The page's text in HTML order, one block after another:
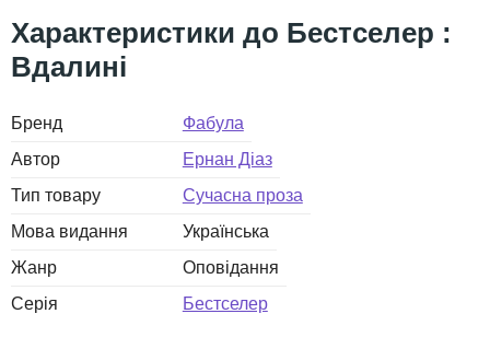
Бестселер :
Вдалині
Бренд
Фабула
Автор
Ернан Діаз
Тип товару
Сучасна проза
Мова видання
Українська
Жанр
Оповідання
Серія
Бестселер